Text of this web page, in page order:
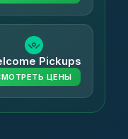
Pickups
ЦЕНЫ